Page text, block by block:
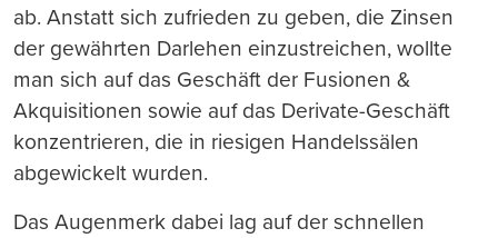
ab. Anstatt sich zufrieden zu geben, die Zinsen
der gewährten Darlehen einzustreichen, wollte
man sich auf das Geschäft der Fusionen &
Akquisitionen sowie auf das Derivate-Geschäft
konzentrieren, die in riesigen Handelssälen
abgewickelt wurden.
Das Augenmerk dabei lag auf der schnellen